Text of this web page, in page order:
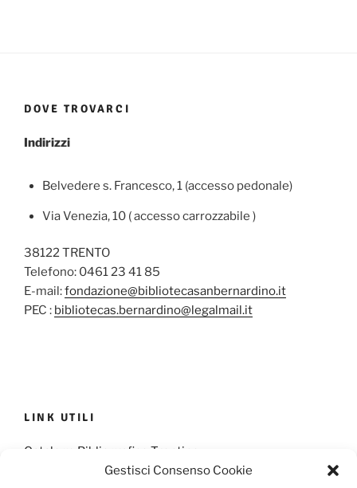
Gestisci Consenso Cookie
DOVE TROVARCI
Indirizzi
Belvedere s. Francesco, 1 (accesso pedonale)
Via Venezia, 10 ( accesso carrozzabile )
38122 TRENTO
Telefono: 0461 23 41 85
E-mail:fondazione@bibliotecasanbernardino.it
PEC : bibliotecas.bernardino@legalmail.it
LINK UTILI
Catalogo Bibliografico Trentino